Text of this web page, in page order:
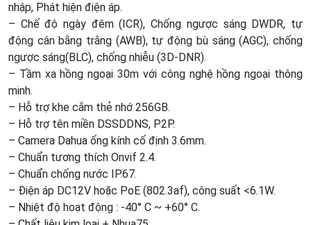
nhập, Phát hiện điện áp.
– Chế độ ngày đêm (ICR), Chống ngược sáng DWDR, tự
động cân bằng trắng (AWB), tự động bù sáng (AGC), chống
ngược sáng(BLC), chống nhiễu (3D-DNR).
– Tầm xa hồng ngoại 30m với công nghệ hồng ngoại thông
minh.
– Hỗ trợ khe cắm thẻ nhớ 256GB.
– Hỗ trợ tên miền DSSDDNS, P2P.
– Camera Dahua ống kính cố định 3.6mm.
– Chuẩn tương thích Onvif 2.4.
– Chuẩn chống nước IP67.
– Điện áp DC12V hoặc PoE (802.3af), công suất <6.1W.
– Nhiệt độ hoạt động : -40° C ~ +60° C.